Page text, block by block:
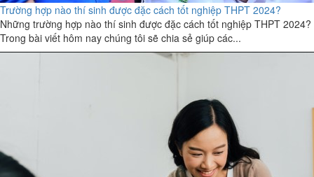
Trường hợp nào thí sinh được đặc cách tốt nghiệp THPT 2024?
Những trường hợp nào thí sinh được đặc cách tốt nghiệp THPT 2024?
Trong bài viết hôm nay chúng tôi sẽ chia sẻ giúp các...